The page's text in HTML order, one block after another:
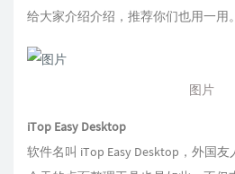
给大家介绍介绍，推荐你们也用一用。
图片
iTop Easy Desktop
软件名叫 iTop Easy Desktop，外国